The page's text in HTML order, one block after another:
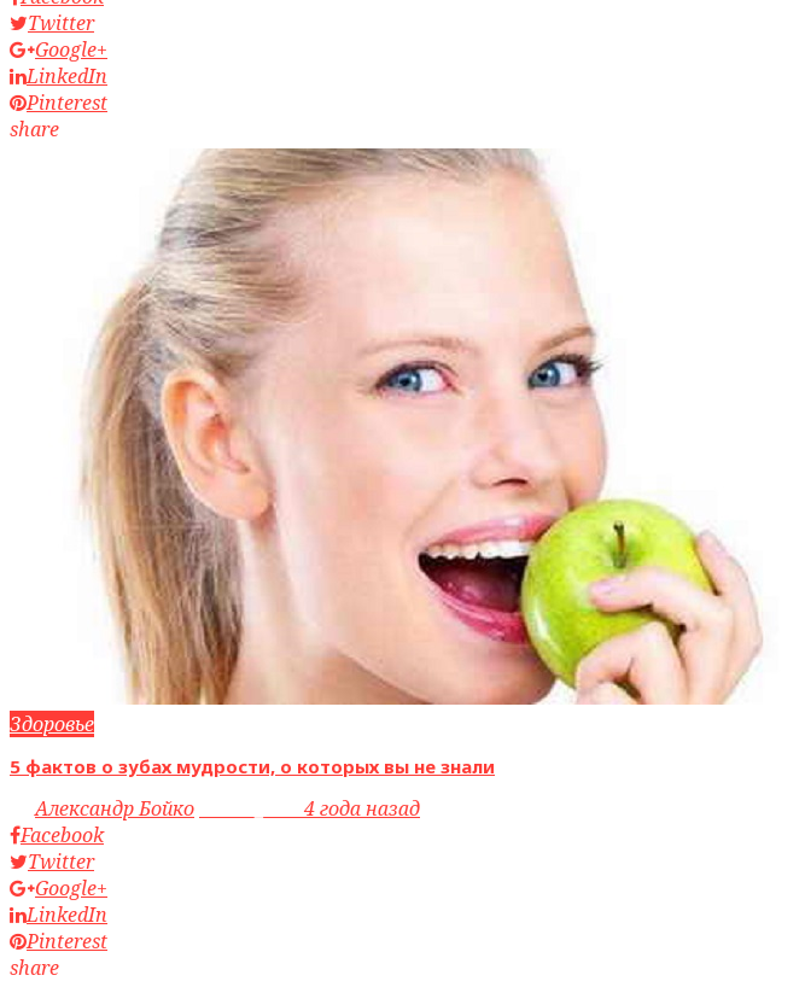
Twitter
Google+
LinkedIn
Pinterest
share
Здоровье
5 фактов о зубах мудрости, о которых вы не знали
byАлександр Бойко
4 года назад
Facebook
Twitter
Google+
LinkedIn
Pinterest
share